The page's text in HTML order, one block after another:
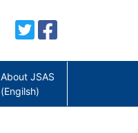
About JSAS
(Engilsh)